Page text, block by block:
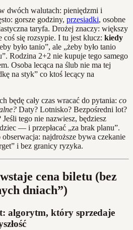
dwóch walutach: pieniędzmi i
gorsze godziny, przesiadki, osobne
taryfa. Drożej znaczy: większy
coś się rozsypie. I tu jest klucz: kiedy
było tanio”, ale „żeby było tanio
Rodzina 2+2 nie kupuje tego samego
Osoba lecąca na ślub nie ma tej
na styk” co ktoś lecący na
będę cały czas wracać do pytania: co
Daty? Lotnisko? Bezpośredni lot?
tego nie nazwiesz, będziesz
— i przepłacać „za brak planu”.
najdroższe bywa czekanie
i bez granicy ryzyka.
cena biletu (bez
dniach”)
algorytm, który sprzedaje